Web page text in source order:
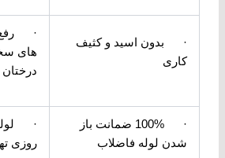
· بدون اسید و کثیف
کاری
· رفع
های
· 100% ضمانت باز
شدن لوله فاضلاب
·
روزی